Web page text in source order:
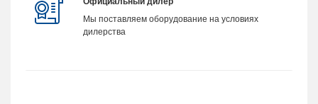
Мы поставляем оборудование на условиях
дилерства